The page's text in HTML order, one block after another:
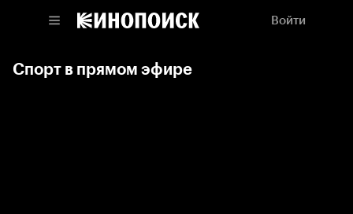
Войти
Спорт в прямом эфире